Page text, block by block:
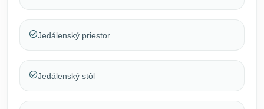
Jedálenský priestor
Jedálenský stôl